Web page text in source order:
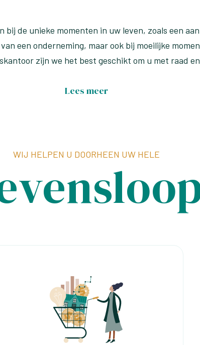
bij de unieke momenten in uw leven, zoals een
een onderneming, maar ook bij moeilijke
zijn we het best geschikt om u met raad
Lees meer
WIJ HELPEN U DOORHEEN UW HELE